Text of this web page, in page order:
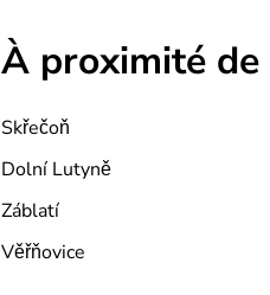
À proximité de
Skřečoň
Dolní Lutyně
Záblatí
Věřňovice